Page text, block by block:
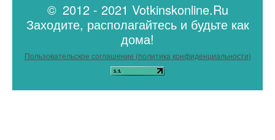
© 2012 - 2021 Votkinskonline.Ru
Заходите, располагайтесь и будьте как
дома!
Пользовательское соглашение (политика конфиденциальности)